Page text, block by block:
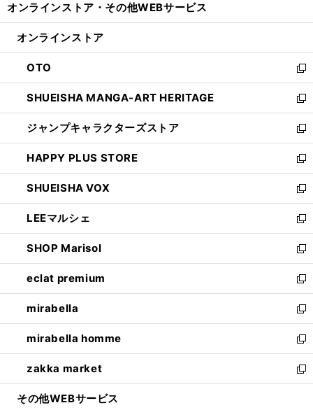
開
ン
ウ
で
開
く
ウ
ン
ド
ウ
で
開
く
オンラインストア・ その他WEBサービス
オンラインストア
OTO
新
し
い
ウ
ィ
ン
ド
ウ
で
開
く
SHUEISHA MANGA-ART HERITAGE
新
し
い
ウ
ィ
ン
ド
ウ
で
開
く
ジャンプキャラクターズストア
新
し
い
ウ
ィ
ン
ド
ウ
で
開
く
HAPPY PLUS STORE
新
し
い
ウ
ィ
ン
ド
ウ
で
開
く
SHUEISHA VOX
新
し
い
ウ
ィ
ン
ド
ウ
で
開
く
LEEマルシェ
新
し
い
ウ
ィ
ン
ド
ウ
で
開
く
SHOP Marisol
新
し
い
ウ
ィ
ン
ド
ウ
で
開
eclat premium
新
し
い
ウ
ィ
ン
ド
ウ
mirabella
新
し
い
ウ
ィ
ン
mirabella homme
新
し
い
ウ
zakka market
新
し
その他WEBサービス